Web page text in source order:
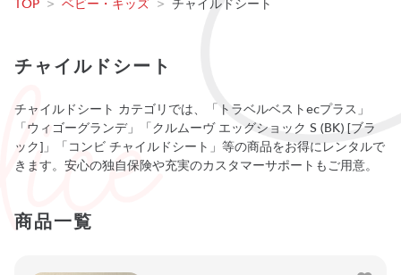
TOP > ベビー・キッズ > チャイルドシート
チャイルドシート
チャイルドシート カテゴリでは、「トラベルベストecプラス」
「ウィゴーグランデ」「クルムーヴ エッグショック S (BK) [ブラ
ック]」「コンビ チャイルドシート」等の商品をお得にレンタルで
きます。安心の独自保険や充実のカスタマーサポートもご用意。
商品一覧